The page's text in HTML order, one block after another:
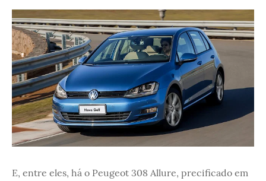
E, entre eles, há o Peugeot 308 Allure, precificado em